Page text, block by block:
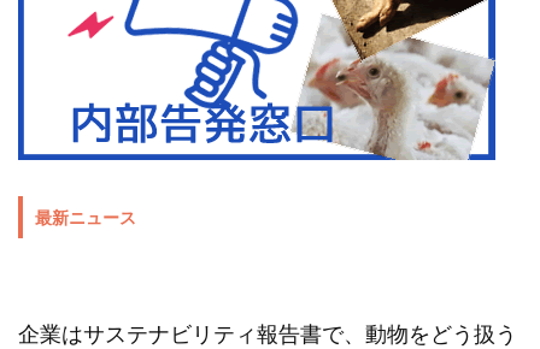
最新ニュース
企業はサステナビリティ報告書で、動物をどう扱う